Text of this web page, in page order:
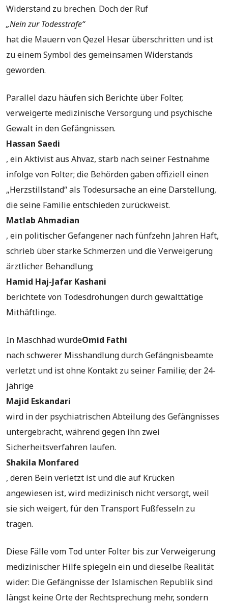
Widerstand zu brechen. Doch der Ruf
„Nein zur Todesstrafe“
hat die Mauern von Qezel Hesar überschritten und ist
zu einem Symbol des gemeinsamen Widerstands
geworden.
Parallel dazu häufen sich Berichte über Folter,
verweigerte medizinische Versorgung und psychische
Gewalt in den Gefängnissen.
Hassan Saedi
, ein Aktivist aus Ahvaz, starb nach seiner Festnahme
infolge von Folter; die Behörden gaben offiziell einen
„Herzstillstand“ als Todesursache an eine Darstellung,
die seine Familie entschieden zurückweist.
Matlab Ahmadian
, ein politischer Gefangener nach fünfzehn Jahren Haft,
schrieb über starke Schmerzen und die Verweigerung
ärztlicher Behandlung;
Hamid Haj-Jafar Kashani
berichtete von Todesdrohungen durch gewalttätige
Mithäftlinge.
In Maschhad wurdeOmid Fathi
nach schwerer Misshandlung durch Gefängnisbeamte
verletzt und ist ohne Kontakt zu seiner Familie; der 24-
jährige
Majid Eskandari
wird in der psychiatrischen Abteilung des Gefängnisses
untergebracht, während gegen ihn zwei
Sicherheitsverfahren laufen.
Shakila Monfared
, deren Bein verletzt ist und die auf Krücken
angewiesen ist, wird medizinisch nicht versorgt, weil
sie sich weigert, für den Transport Fußfesseln zu
tragen.
Diese Fälle vom Tod unter Folter bis zur Verweigerung
medizinischer Hilfe spiegeln ein und dieselbe Realität
wider: Die Gefängnisse der Islamischen Republik sind
längst keine Orte der Rechtsprechung mehr, sondern